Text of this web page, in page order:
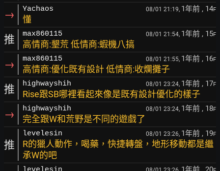
→ Yachaos 08/01 21:19, 1年前 , 14F
懂
推 max860115 08/01 21:54, 1年前 , 15F
高情商:墾荒 低情商:蝦機八搞
→ max860115 08/01 21:55, 1年前 , 16F
高情商:優化既有設計 低情商:收爛攤子
推 highwayshih 08/01 23:24, 1年前 , 17F
Rise跟SB哪裡看起來像是既有設計優化的樣子
→ highwayshih 08/01 23:24, 1年前 , 18F
完全跟W和荒野是不同的遊戲了
推
levelesin 08/01 23:26, 1年前 , 19F
R的獵人動作，喝藥，快捷轉盤，地形移動都是繼
承W的吧